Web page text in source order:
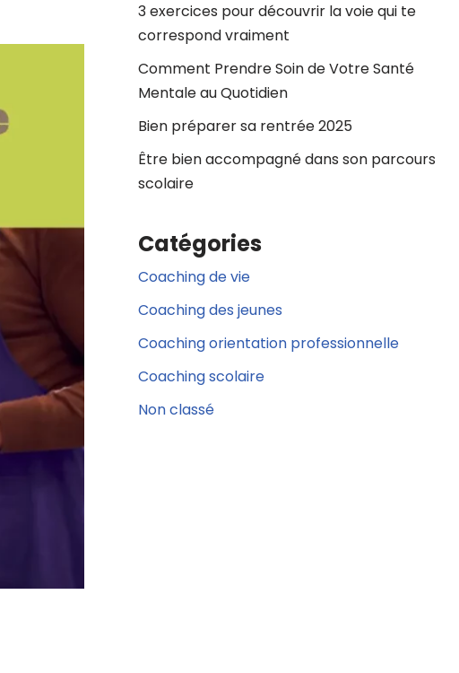
3 exercices pour découvrir la voie qui te
correspond vraiment
Comment Prendre Soin de Votre Santé
Mentale au Quotidien
Bien préparer sa rentrée 2025
Être bien accompagné dans son parcours
scolaire
Catégories
Coaching de vie
Coaching des jeunes
Coaching orientation professionnelle
Coaching scolaire
Non classé